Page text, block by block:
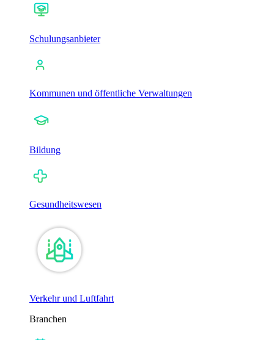
Schulungsanbieter
Kommunen und öffentliche Verwaltungen
Bildung
Gesundheitswesen
Verkehr und Luftfahrt
Branchen